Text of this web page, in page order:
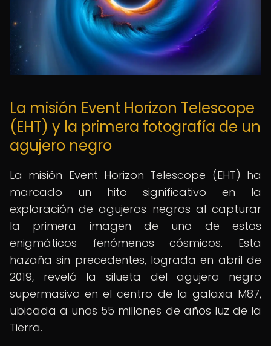
La misión Event Horizon Telescope
(EHT) y la primera fotografía de un
agujero negro
La misión Event Horizon Telescope (EHT) ha
marcado un hito significativo en la
exploración de agujeros negros al capturar
la primera imagen de uno de estos
enigmáticos fenómenos cósmicos. Esta
hazaña sin precedentes, lograda en abril de
2019, reveló la silueta del agujero negro
supermasivo en el centro de la galaxia M87,
ubicada a unos 55 millones de años luz de la
Tierra.